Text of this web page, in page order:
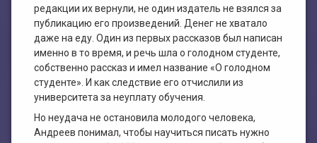
редакции их вернули, не один издатель не взялся за
публикацию его произведений. Денег не хватало
даже на еду. Один из первых рассказов был написан
именно в то время, и речь шла о голодном студенте,
собственно рассказ и имел название «О голодном
студенте». И как следствие его отчислили из
университета за неуплату обучения.
Но неудача не остановила молодого человека,
Андреев понимал, чтобы научиться писать нужно